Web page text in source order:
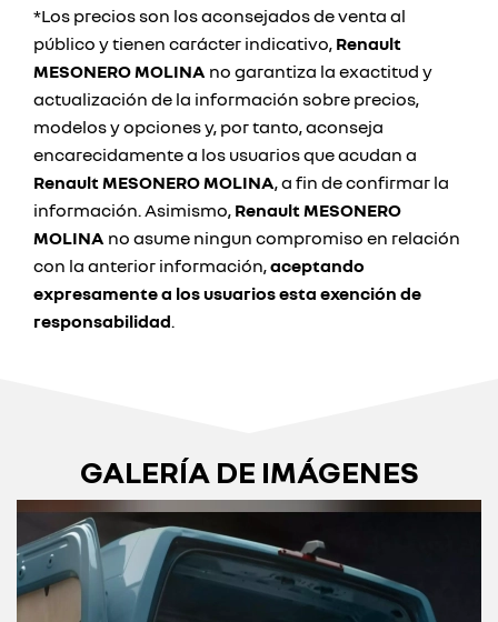
*Los precios son los aconsejados de venta al
público y tienen carácter indicativo, Renault
MESONERO MOLINA no garantiza la exactitud y
actualización de la información sobre precios,
modelos y opciones y, por tanto, aconseja
encarecidamente a los usuarios que acudan a
Renault MESONERO MOLINA, a fin de confirmar la
información. Asimismo, Renault MESONERO
MOLINA no asume ningun compromiso en relación
con la anterior información,aceptando
expresamente a los usuarios esta exención de
responsabilidad.
GALERÍA DE IMÁGENES